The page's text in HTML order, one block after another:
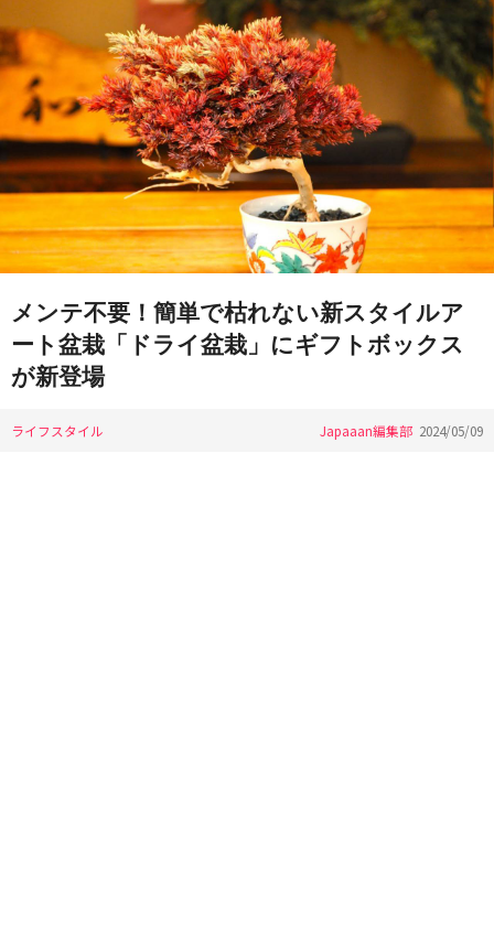
メンテ不要！簡単で枯れない新スタイルア
ート盆栽「ドライ盆栽」にギフトボックス
が新登場
ライフスタイル Japaaan編集部 2024/05/09